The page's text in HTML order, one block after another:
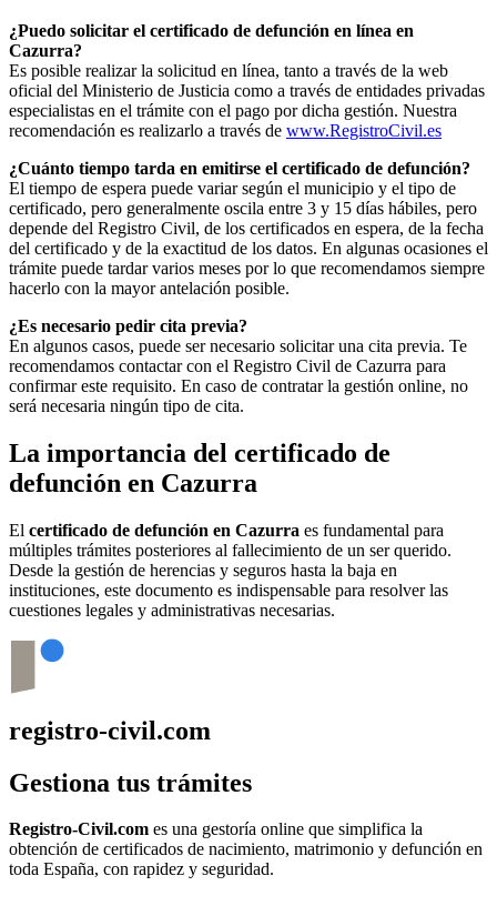
¿Puedo solicitar el certificado de defunción en línea en
Cazurra?
Es posible realizar la solicitud en línea, tanto a través de la web
oficial del Ministerio de Justicia como a través de entidades privadas
especialistas en el trámite con el pago por dicha gestión. Nuestra
recomendación es realizarlo a través de www.RegistroCivil.es
¿Cuánto tiempo tarda en emitirse el certificado de defunción?
El tiempo de espera puede variar según el municipio y el tipo de
certificado, pero generalmente oscila entre 3 y 15 días hábiles, pero
depende del Registro Civil, de los certificados en espera, de la fecha
del certificado y de la exactitud de los datos. En algunas ocasiones el
trámite puede tardar varios meses por lo que recomendamos siempre
hacerlo con la mayor antelación posible.
¿Es necesario pedir cita previa?
En algunos casos, puede ser necesario solicitar una cita previa. Te
recomendamos contactar con el Registro Civil de Cazurra para
confirmar este requisito. En caso de contratar la gestión online, no
será necesaria ningún tipo de cita.
La importancia del certificado de
defunción en Cazurra
El certificado de defunción en Cazurra es fundamental para
múltiples trámites posteriores al fallecimiento de un ser querido.
Desde la gestión de herencias y seguros hasta la baja en
instituciones, este documento es indispensable para resolver las
cuestiones legales y administrativas necesarias.
registro-civil.com
Gestiona tus trámites
Registro-Civil.com es una gestoría online que simplifica la
obtención de certificados de nacimiento, matrimonio y defunción en
toda España, con rapidez y seguridad.